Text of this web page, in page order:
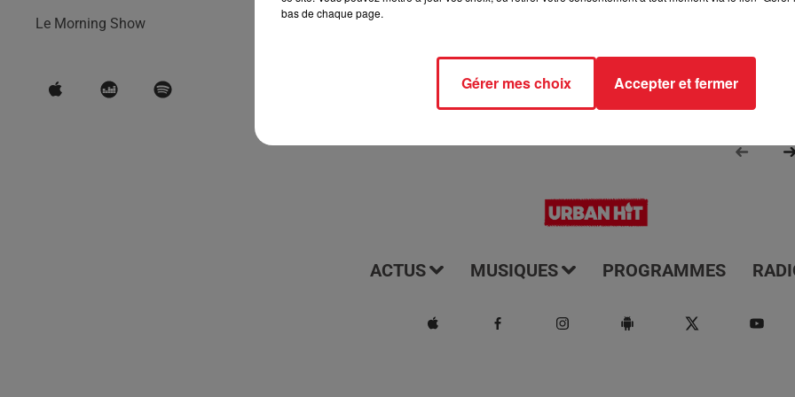
Le Morning Show
ACTUS MUSIQUES PROGRAMMES
bas de chaque page.
Gérer mes choix Accepter et fermer